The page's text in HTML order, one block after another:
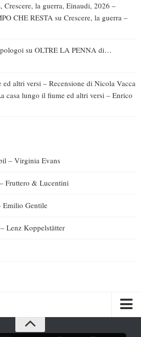
Crescere, la guerra, Einaudi, 2026 –
CHE RESTA su Crescere, la guerra –
su OLTRE LA PENNA di…
altri versi – Recensione di Nicola Vacca
casa lungo il fiume ed altri versi – Enrico
– Virginia Evans
Fruttero & Lucentini
Emilio Gentile
Lenz Koppelstätter